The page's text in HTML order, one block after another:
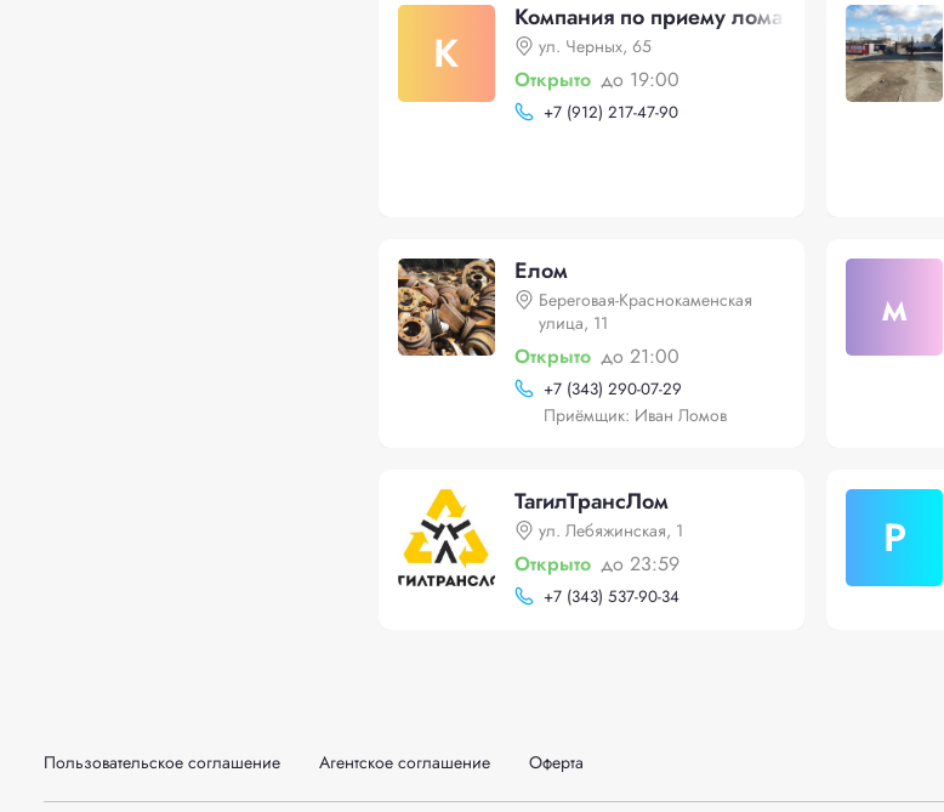
К
Компания по приему лома
ул. Черных, 65
Открыто до 19:00
+7 (912) 217-47-90
Елом
Береговая-Краснокаменская
улица, 11
Открыто до 21:00
+7 (343) 290-07-29
Приёмщик: Иван Ломов
м
ТагилТрансЛом
ул. Лебяжинская, 1
Открыто до 23:59
+7 (343) 537-90-34
Р
Пользовательское соглашение Агентское соглашение Оферта